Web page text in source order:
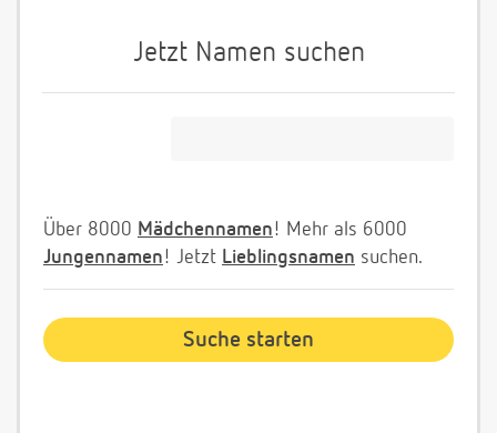
Jetzt Namen suchen
Über 8000 Mädchennamen! Mehr als 6000
Jungennamen! Jetzt Lieblingsnamen suchen.